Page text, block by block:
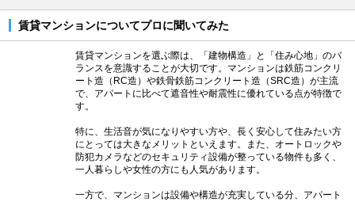
賃貸マンションについてプロに聞いてみた
賃貸マンションを選ぶ際は、「建物構造」と「住み心地」のバ
ランスを意識することが大切です。マンションは鉄筋コンクリ
ート造（RC造）や鉄骨鉄筋コンクリート造（SRC造）が主流
で、アパートに比べて遮音性や耐震性に優れている点が特徴で
す。
特に、生活音が気になりやすい方や、長く安心して住みたい方
にとっては大きなメリットといえます。また、オートロックや
防犯カメラなどのセキュリティ設備が整っている物件も多く、
一人暮らしや女性の方にも人気があります。
一方で、マンションは設備や構造が充実している分、アパート